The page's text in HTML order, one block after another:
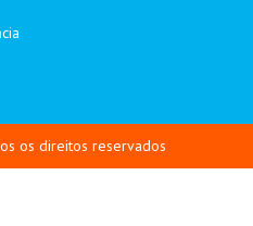
os direitos reservados